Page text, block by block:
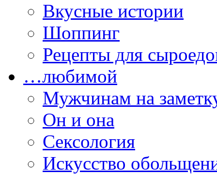
Вкусные истории
Шоппинг
Рецепты для
…любимой
Мужчинам на
Он и она
Сексология
Искусство